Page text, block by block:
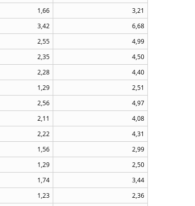
1,66
3,21
3,42
6,68
2,55
4,99
2,35
4,50
2,28
4,40
1,29
2,51
2,56
4,97
2,11
4,08
2,22
4,31
1,56
2,99
1,29
2,50
1,74
3,44
1,23
2,36